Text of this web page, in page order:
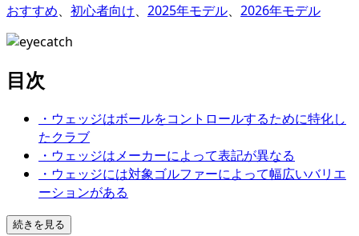
おすすめ、 初心者向け、 2025年モデル、 2026年モデル
目次
・ウェッジはボールをコントロールするために特化し
たクラブ
・ウェッジはメーカーによって表記が異なる
・ウェッジには対象ゴルファーによって幅広いバリエ
ーションがある
続きを見る